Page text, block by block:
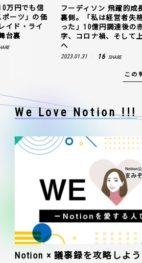
万円でも信
ーツ」の価
イド・ライ
台裏
フーディソン 飛躍的成
裏側。「私は経営者失
った」10億円調達後の
字、コロナ禍、そして
へ
2023.01.31 16 SHARE
この
We Love Notion !!!
Notion × 議事録を攻略しよ